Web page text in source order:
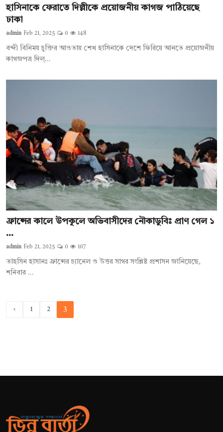
হাসিনাকে ফেরাতে দিল্লীকে প্রয়োজনীয় কাগজ পাঠিয়েছে
ঢাকা
admin Feb 21, 2025 0 148
বন্দী বিনিময় চুক্তির আওতায় শেখ হাসিনাকে দেশে ফিরিয়ে আনতে প্রয়োজনীয়
কাগজপত্র দিল্...
ফ্রান্সের কালে উপকূলে অভিবাসীদের নৌকাডুবিঃ প্রাণ গেল ১
...
admin Feb 21, 2025 0 107
তাহসিন হাসানঃ ফ্রান্সের চ্যানেল ও উত্তর সাগর সংশ্লিষ্ট প্রশাসন জানিয়েছে,
শনিবার ...
‹ 1 2 3